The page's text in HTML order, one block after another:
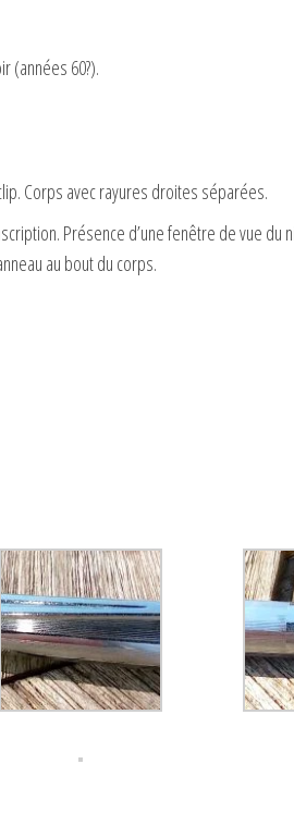
(années 60?).
Corps avec rayures droites séparées.
Présence d’une fenêtre de vue du
au bout du corps.